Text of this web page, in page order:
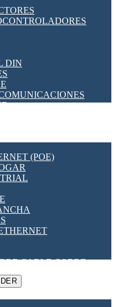
TC'S DE CORRIENTE
PROGRAMABLES
[VDF]
DIN
(POE)
CABLE COBRE